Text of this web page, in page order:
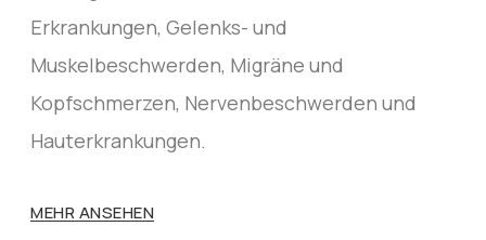
Erkrankungen, Gelenks- und
Muskelbeschwerden, Migräne und
Kopfschmerzen, Nervenbeschwerden und
Hauterkrankungen.
MEHR ANSEHEN